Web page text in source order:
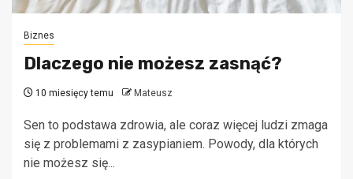
Biznes
Dlaczego nie możesz zasnąć?
10 miesięcy temu Mateusz
Sen to podstawa zdrowia, ale coraz więcej ludzi zmaga
się z problemami z zasypianiem. Powody, dla których
nie możesz się...